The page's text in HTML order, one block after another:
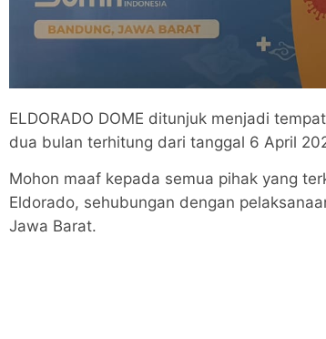
ELDORADO DOME ditunjuk menjadi
dua bulan terhitung dari tanggal 6 April
Mohon maaf kepada semua pihak yang
Eldorado, sehubungan dengan
Jawa Barat.